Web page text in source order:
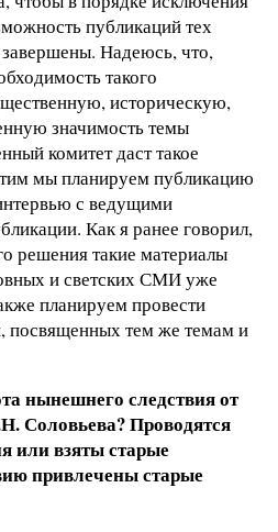
публикаций тех
Надеюсь, что,
такого
историческую,
значимость темы
комитет даст такое
мы планируем публикацию
с ведущими
Как я ранее говорил,
решения такие материалы
и светских СМИ уже
планируем провести
посвященных тем же темам и
нынешнего следствия от
Соловьева? Проводятся
или взяты старые
привлечены старые